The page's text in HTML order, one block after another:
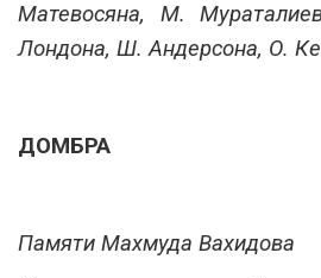
Матевосяна, М.
Лондона, Ш. Андерсона, О.
ДОМБРА
Памяти Махмуда Вахидова